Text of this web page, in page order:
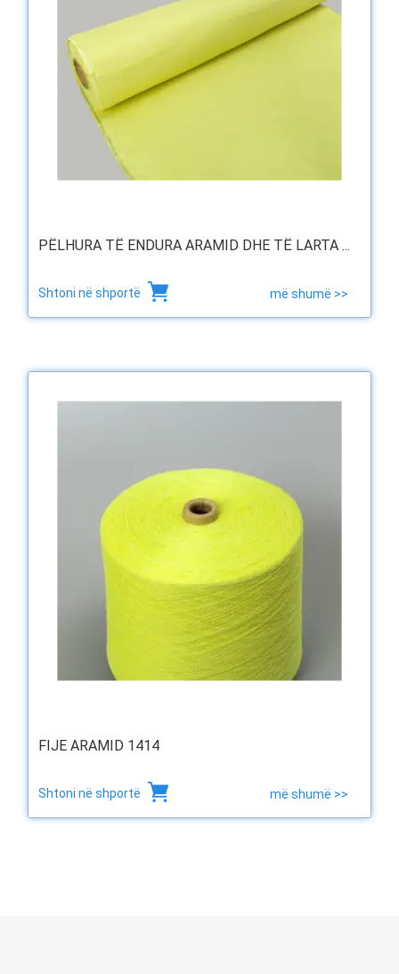
PËLHURA TË ENDURA ARAMID DHE TË LARTA ...
Shtoni në shportë më shumë >>
FIJE ARAMID 1414
Shtoni në shportë më shumë >>